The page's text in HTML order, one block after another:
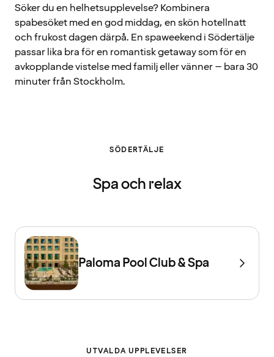
Söker du en helhetsupplevelse? Kombinera
spabesöket med en god middag, en skön hotellnatt
och frukost dagen därpå. En spaweekend i Södertälje
passar lika bra för en romantisk getaway som för en
avkopplande vistelse med familj eller vänner – bara 30
minuter från Stockholm.
SÖDERTÄLJE
Spa och relax
Paloma Pool Club & Spa
UTVALDA UPPLEVELSER